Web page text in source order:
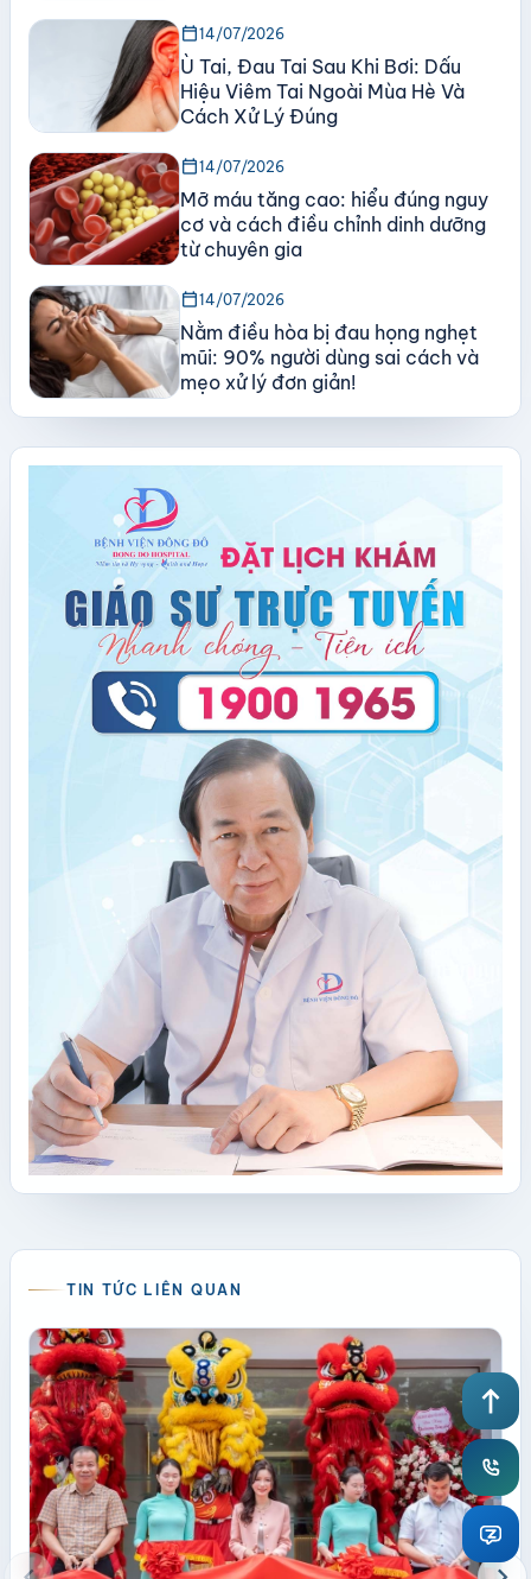
calendar_today14/07/2026
Ù Tai, Đau Tai Sau Khi Bơi: Dấu
Hiệu Viêm Tai Ngoài Mùa Hè Và
Cách Xử Lý Đúng
calendar_today14/07/2026
Mỡ máu tăng cao: hiểu đúng nguy
cơ và cách điều chỉnh dinh dưỡng
từ chuyên gia
calendar_today14/07/2026
Nằm điều hòa bị đau họng nghẹt
mũi: 90% người dùng sai cách và
mẹo xử lý đơn giản!
TIN TỨC LIÊN QUAN
north